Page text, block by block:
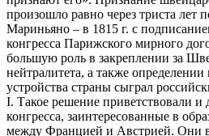
произошло равно через триста лет
Мариньяно – в 1815 г. с
конгресса Парижского мирного
большую роль в закреплении за
нейтралитета, а также определении
устройства страны сыграл
I. Такое решение приветствовали и
конгресса, заинтересованные в
между Францией и Австрией. Они